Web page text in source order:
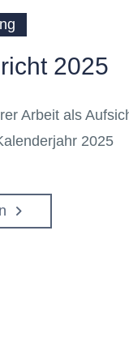
2025
Arbeit als
2025